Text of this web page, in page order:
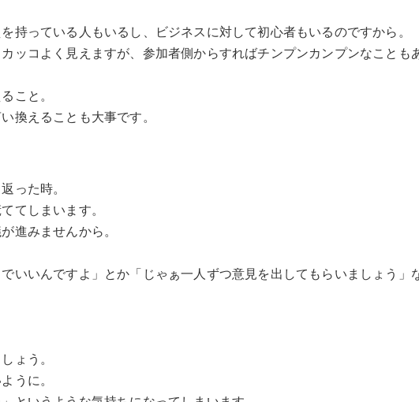
持っている人もいるし、ビジネスに対して初心者もいるのですから。
ッコよく見えますが、参加者側からすればチンプンカンプンなことも
こと。
換えることも大事です。
った時。
てしまいます。
進みませんから。
いいんですよ」とか「じゃぁ一人ずつ意見を出してもらいましょう
ょう。
うに。